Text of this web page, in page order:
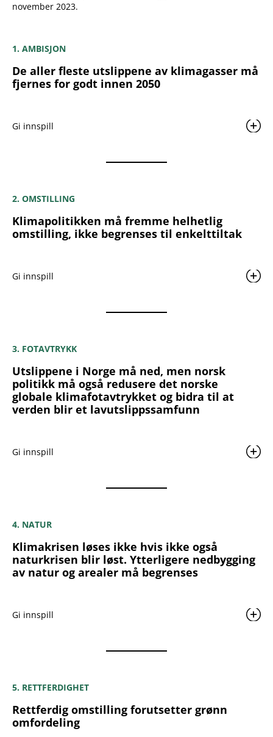
november 2023.
1. AMBISJON
De aller fleste utslippene av klimagasser må
fjernes for godt innen 2050
Gi innspill
2. OMSTILLING
Klimapolitikken må fremme helhetlig
omstilling, ikke begrenses til enkelttiltak
Gi innspill
3. FOTAVTRYKK
Utslippene i Norge må ned, men norsk
politikk må også redusere det norske
globale klimafotavtrykket og bidra til at
verden blir et lavutslippssamfunn
Gi innspill
4. NATUR
Klimakrisen løses ikke hvis ikke også
naturkrisen blir løst. Ytterligere nedbygging
av natur og arealer må begrenses
Gi innspill
5. RETTFERDIGHET
Rettferdig omstilling forutsetter grønn
omfordeling